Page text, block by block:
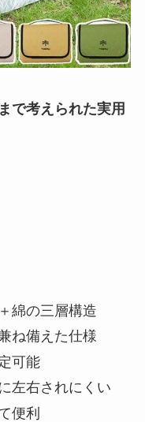
で考えられた実用
綿の三層構造
ね備えた仕様
可能
左右されにくい
便利